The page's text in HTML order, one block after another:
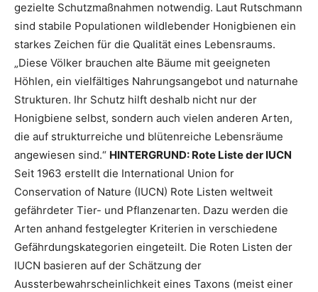
gezielte Schutzmaßnahmen notwendig. Laut Rutschmann
sind stabile Populationen wildlebender Honigbienen ein
starkes Zeichen für die Qualität eines Lebensraums.
„Diese Völker brauchen alte Bäume mit geeigneten
Höhlen, ein vielfältiges Nahrungsangebot und naturnahe
Strukturen. Ihr Schutz hilft deshalb nicht nur der
Honigbiene selbst, sondern auch vielen anderen Arten,
die auf strukturreiche und blütenreiche Lebensräume
angewiesen sind.“ HINTERGRUND: Rote Liste der IUCN
Seit 1963 erstellt die International Union for
Conservation of Nature (IUCN) Rote Listen weltweit
gefährdeter Tier- und Pflanzenarten. Dazu werden die
Arten anhand festgelegter Kriterien in verschiedene
Gefährdungskategorien eingeteilt. Die Roten Listen der
IUCN basieren auf der Schätzung der
Aussterbewahrscheinlichkeit eines Taxons (meist einer